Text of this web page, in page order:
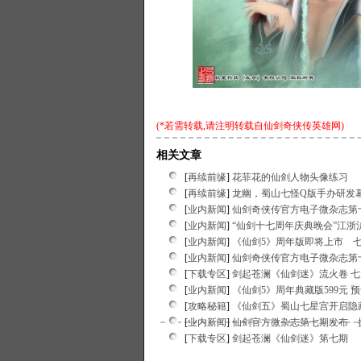
(*若需转载,请注明转载自仙剑奇侠传英雄网)
相关文章
[再续前缘] 花菲花的仙剑人物头像练习
[再续前缘] 龙幽，蜀山七怪Q版手办研发
[业内新闻] 仙剑奇侠传官方电子微杂志
[业内新闻] “仙剑十七周年庆典晚会”江浙
[业内新闻]
《仙剑5》周年版即将上市
[业内新闻] 仙剑奇侠传官方电子微杂志
[下载专区] 剑起苍澜《仙剑迷》流火卷
[业内新闻]
《仙剑5》周年典藏版599元
[攻略秘籍]
《仙剑五》蜀山七星宫开启
[业内新闻] 仙剑官方微杂志第七期发布
[下载专区] 剑起苍澜《仙剑迷》第七期